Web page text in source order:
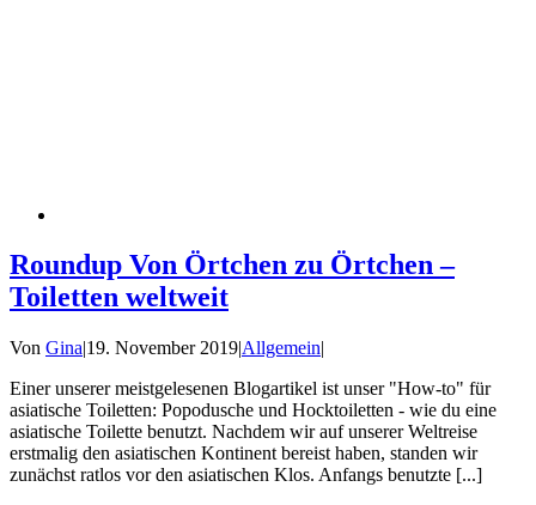
Roundup Von Örtchen zu Örtchen –
Toiletten weltweit
Von Gina|19. November 2019|Allgemein|
Einer unserer meistgelesenen Blogartikel ist unser "How-to" für
asiatische Toiletten: Popodusche und Hocktoiletten - wie du eine
asiatische Toilette benutzt. Nachdem wir auf unserer Weltreise
erstmalig den asiatischen Kontinent bereist haben, standen wir
zunächst ratlos vor den asiatischen Klos. Anfangs benutzte [...]